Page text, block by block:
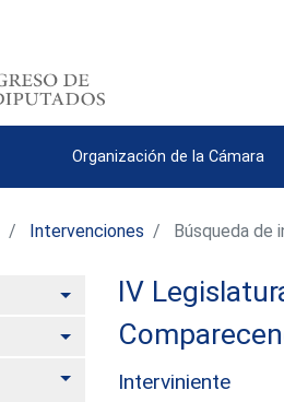
Organización de la Cámara
Intervenciones Búsqueda de
Alternar
Alternar
Alternar
IV
Interviniente